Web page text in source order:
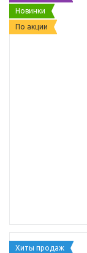
Новинки
По акции
Хиты продаж